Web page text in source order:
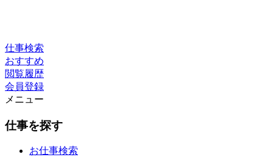
仕事検索
おすすめ
閲覧履歴
会員登録
メニュー
仕事を探す
お仕事検索